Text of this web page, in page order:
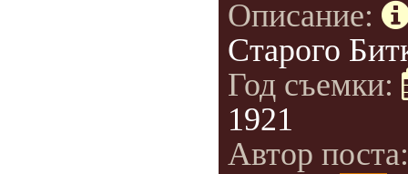
Описание:
Старого
Год съемки:
1921
Автор